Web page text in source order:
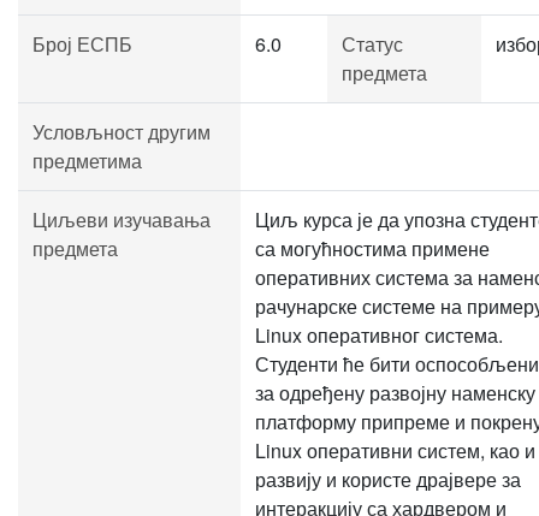
Број ЕСПБ 6.0
Статус
предмета
Условљност другим
предметима
Циљеви изучавања
предмета
Циљ курса је да упозна
са могућностима примене
оперативних система за
рачунарске системе на
Linux оперативног система.
Студенти ће бити
за одређену развојну наменску
платформу припреме и
Linux оперативни систем, као
развију и користе драјвере за
интеракцију са хардвером и